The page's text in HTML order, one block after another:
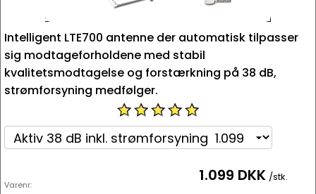
Intelligent LTE700 antenne der automatisk tilpasser
sig modtageforholdene med stabil
kvalitetsmodtagelse og forstærkning på 38 dB,
strømforsyning medfølger.
Varenr: 1.099 DKK /stk.